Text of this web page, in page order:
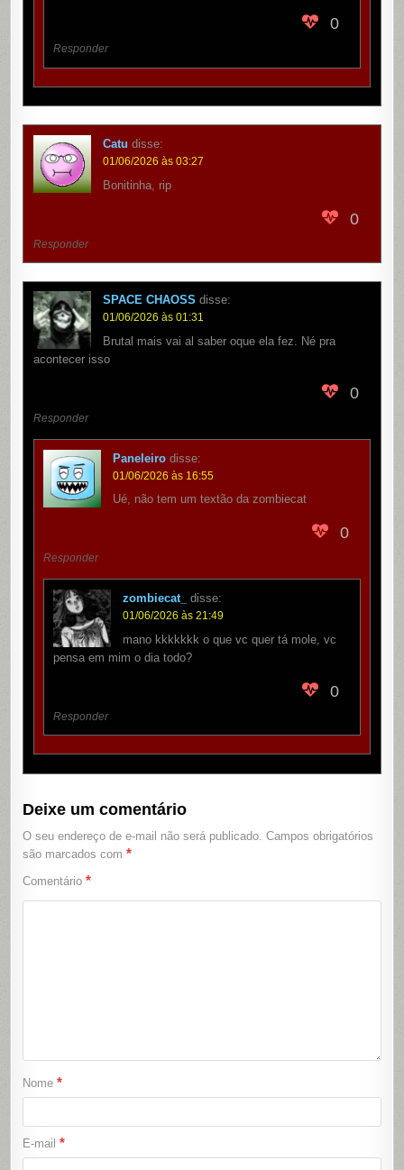
0
Responder
Catu disse:
01/06/2026 às 03:27
Bonitinha, rip
0
Responder
SPACE CHAOSS disse:
01/06/2026 às 01:31
Brutal mais vai al saber oque ela fez. Né pra
acontecer isso
0
Responder
Paneleiro disse:
01/06/2026 às 16:55
Ué, não tem um textão da zombiecat
0
Responder
zombiecat_ disse:
01/06/2026 às 21:49
mano kkkkkkk o que vc quer tá mole, vc
pensa em mim o dia todo?
0
Responder
Deixe um comentário
O seu endereço de e-mail não será publicado. Campos obrigatórios
são marcados com*
Comentário*
Nome*
E-mail*